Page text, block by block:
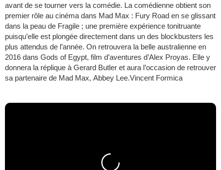
avant de se tourner vers la comédie. La comédienne obtient son
premier rôle au cinéma dans Mad Max : Fury Road en se glissant
dans la peau de Fragile ; une première expérience tonitruante
puisqu’elle est plongée directement dans un des blockbusters les
plus attendus de l’année. On retrouvera la belle australienne en
2016 dans Gods of Egypt, film d’aventures d’Alex Proyas. Elle y
donnera la réplique à Gerard Butler et aura l’occasion de retrouver
sa partenaire de Mad Max, Abbey Lee.Vincent Formica